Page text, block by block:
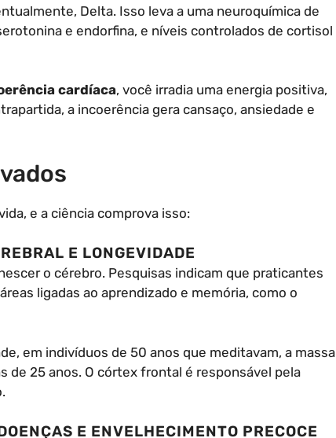
Delta. Isso leva a uma neuroquímica de
e endorfina, e níveis controlados de cortisol
cardíaca, você irradia uma energia positiva,
a incoerência gera cansaço, ansiedade e
e a ciência comprova isso:
E LONGEVIDADE
o cérebro. Pesquisas indicam que praticantes
ligadas ao aprendizado e memória, como o
em indivíduos de 50 anos que meditavam, a massa
de 25 anos. O córtex frontal é responsável pela
E ENVELHECIMENTO PRECOCE